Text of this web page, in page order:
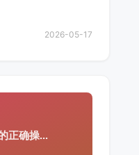
2026-05-17